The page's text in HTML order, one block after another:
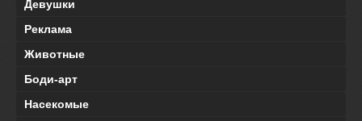
Девушки
Реклама
Животные
Боди-арт
Насекомые